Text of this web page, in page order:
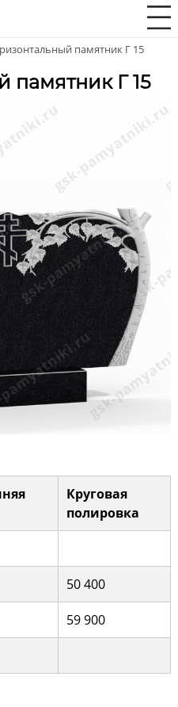
памятник Г 15
памятник Г 15
Круговая
полировка
50 400
59 900